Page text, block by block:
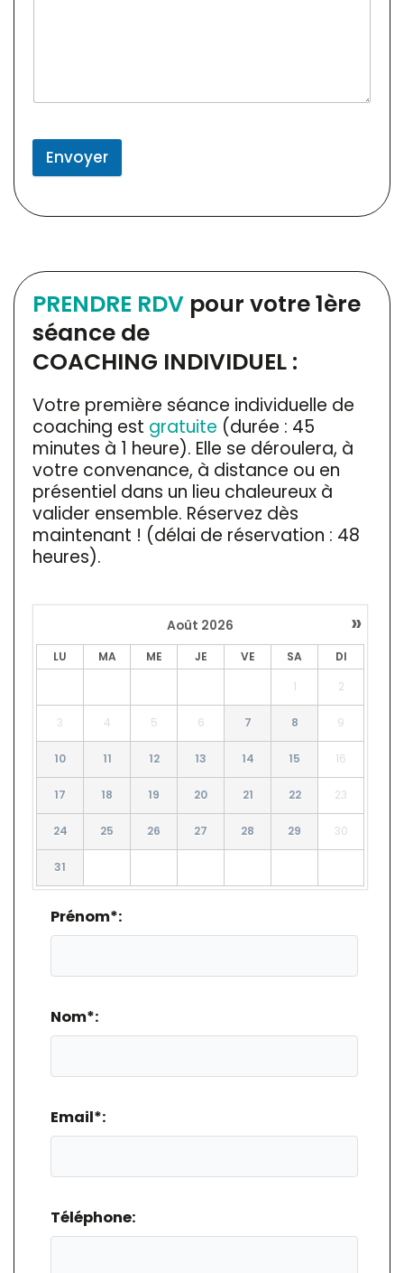
Envoyer
PRENDRE RDV pour votre 1ère
séance de
COACHING INDIVIDUEL :
Votre première séance individuelle de
coaching est gratuite (durée : 45
minutes à 1 heure). Elle se déroulera, à
votre convenance, à distance ou en
présentiel dans un lieu chaleureux à
valider ensemble. Réservez dès
maintenant ! (délai de réservation : 48
heures).
»
Août 2026
LU MA ME JE VE SA
DI
1
2
3 4 5 6 7 8 9
10 11 12 13 14 15 16
17 18 19 20 21 22 23
24 25 26 27 28 29 30
31
Prénom*:
Nom*:
Email*:
Téléphone: